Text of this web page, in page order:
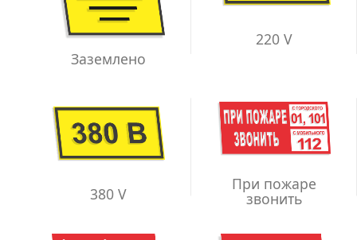
Заземлено
220 V
380 V
При пожаре
звонить